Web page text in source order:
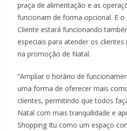
praça de alimentação e as
funcionam de forma opcional. E
Cliente estará funcionando
especiais para atender os
na promoção de Natal.
“Ampliar o horário de
uma forma de oferecer mais
clientes, permitindo que todos
Natal com mais tranquilidade e
Shopping Itu como um espaço